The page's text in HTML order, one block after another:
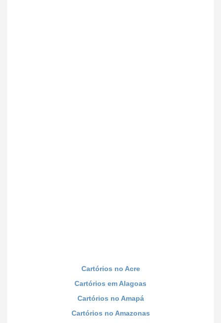
Cartórios no Acre
Cartórios em Alagoas
Cartórios no Amapá
Cartórios no Amazonas